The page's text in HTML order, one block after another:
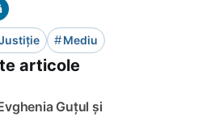
#Mediu
articole
Guțul și